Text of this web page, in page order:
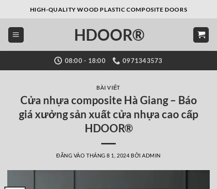
nội
dung
HIGH-QUALITY WOOD PLASTIC COMPOSITE DOORS
HDOOR®
08:00 - 18:00 0971343573
BÀI VIẾT
Cửa nhựa composite Hà Giang – Báo
giá xưởng sản xuất cửa nhựa cao cấp
HDOOR®
ĐĂNG VÀO THÁNG 8 1, 2024 BỞI ADMIN